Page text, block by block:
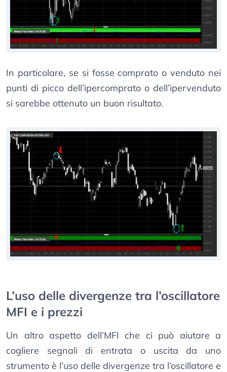
In particolare, se si fosse comprato o venduto nei
punti di picco dell’ipercomprato o dell’ipervenduto
si sarebbe ottenuto un buon risultato.
L’uso delle divergenze tra l’oscillatore
MFI e i prezzi
Un altro aspetto dell’MFI che ci può aiutare a
cogliere segnali di entrata o uscita da uno
strumento è l’uso delle divergenze tra l’oscillatore e